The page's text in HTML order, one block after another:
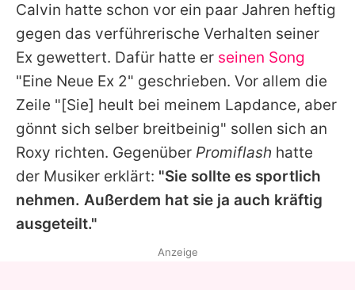
Calvin hatte schon vor ein paar Jahren heftig
gegen das verführerische Verhalten seiner
Ex gewettert. Dafür hatte er seinen Song
"Eine Neue Ex 2" geschrieben. Vor allem die
Zeile "[Sie] heult bei meinem Lapdance, aber
gönnt sich selber breitbeinig" sollen sich an
Roxy richten. Gegenüber Promiflash hatte
der Musiker erklärt: "Sie sollte es sportlich
nehmen. Außerdem hat sie ja auch kräftig
ausgeteilt."
Anzeige